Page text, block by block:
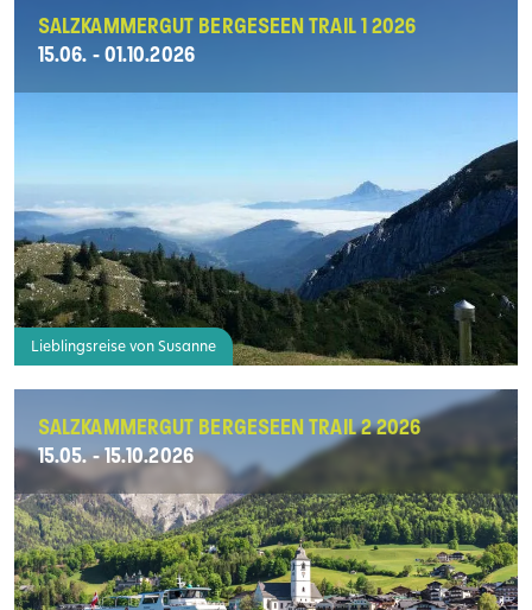
SALZKAMMERGUT BERGESEEN TRAIL 1 2026
15.06. - 01.10.2026
Lieblingsreise von Susanne
SALZKAMMERGUT BERGESEEN TRAIL 2 2026
15.05. - 15.10.2026